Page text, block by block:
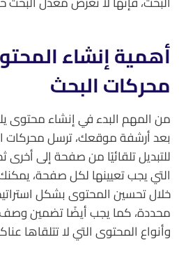
أهمية إنشاء
محركات البحث
من المهم البدء في إنشاء محتوى
بعد أرشفة موقعك، ترسل محركات
للتبديل تلقائيًا من صفحة إلى أخرى
التي يجب تعيينها لكل صفحة، يمكنك
خلال تحسين المحتوى بشكل
محددة، كما يجب أيضًا تضمين وصف
وأنواع المحتوى التي لا تتلقاها